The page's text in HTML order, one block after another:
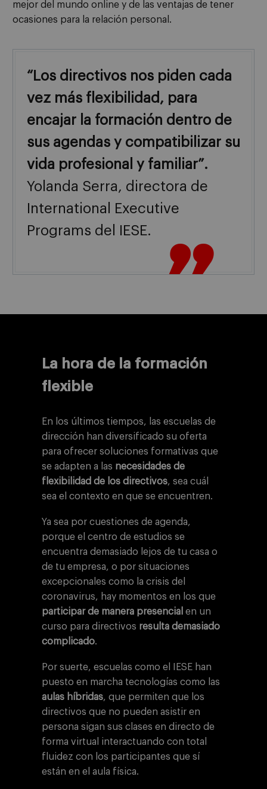
mejor del mundo online y de las ventajas de tener
ocasiones para la relación personal.
“Los directivos nos piden cada
vez más flexibilidad, para
encajar la formación dentro de
sus agendas y compatibilizar su
vida profesional y familiar”.
Yolanda Serra, directora de
International Executive
Programs del IESE.

La hora de la formación
flexible
En los últimos tiempos, las escuelas de
dirección han diversificado su oferta
para ofrecer soluciones formativas que
se adapten a las necesidades de
flexibilidad de los directivos, sea cuál
sea el contexto en que se encuentren.
Ya sea por cuestiones de agenda,
porque el centro de estudios se
encuentra demasiado lejos de tu casa o
de tu empresa, o por situaciones
excepcionales como la crisis del
coronavirus, hay momentos en los que
participar de manera presencial en un
curso para directivos resulta demasiado
complicado.
Por suerte, escuelas como el IESE han
puesto en marcha tecnologías como las
aulas híbridas, que permiten que los
directivos que no pueden asistir en
persona sigan sus clases en directo de
forma virtual interactuando con total
fluidez con los participantes que sí
están en el aula física.